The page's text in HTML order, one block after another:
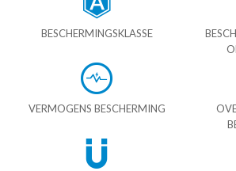
BESCHERMINGSKLASSE
VERMOGENS BESCHERMING